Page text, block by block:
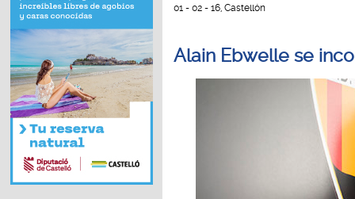
01 - 02 - 16, Castellón
Alain Ebwelle se